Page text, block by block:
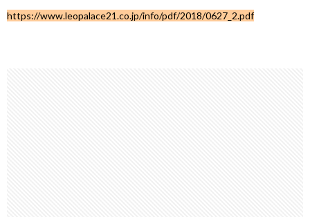
https://www.leopalace21.co.jp/info/pdf/2018/0627_2.pdf